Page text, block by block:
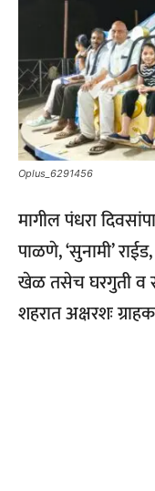
Oplus_6291456
मागील पंधरा
पाळणे, ‘सुनामी’
खेळ तसेच घरगुती व
शहरात अक्षरशः